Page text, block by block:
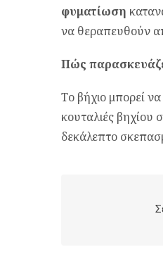
φυματίωση
να θεραπευθούν
Πώς
Το βήχιο μπορεί
κουταλιές βηχίου
δεκάλεπτο